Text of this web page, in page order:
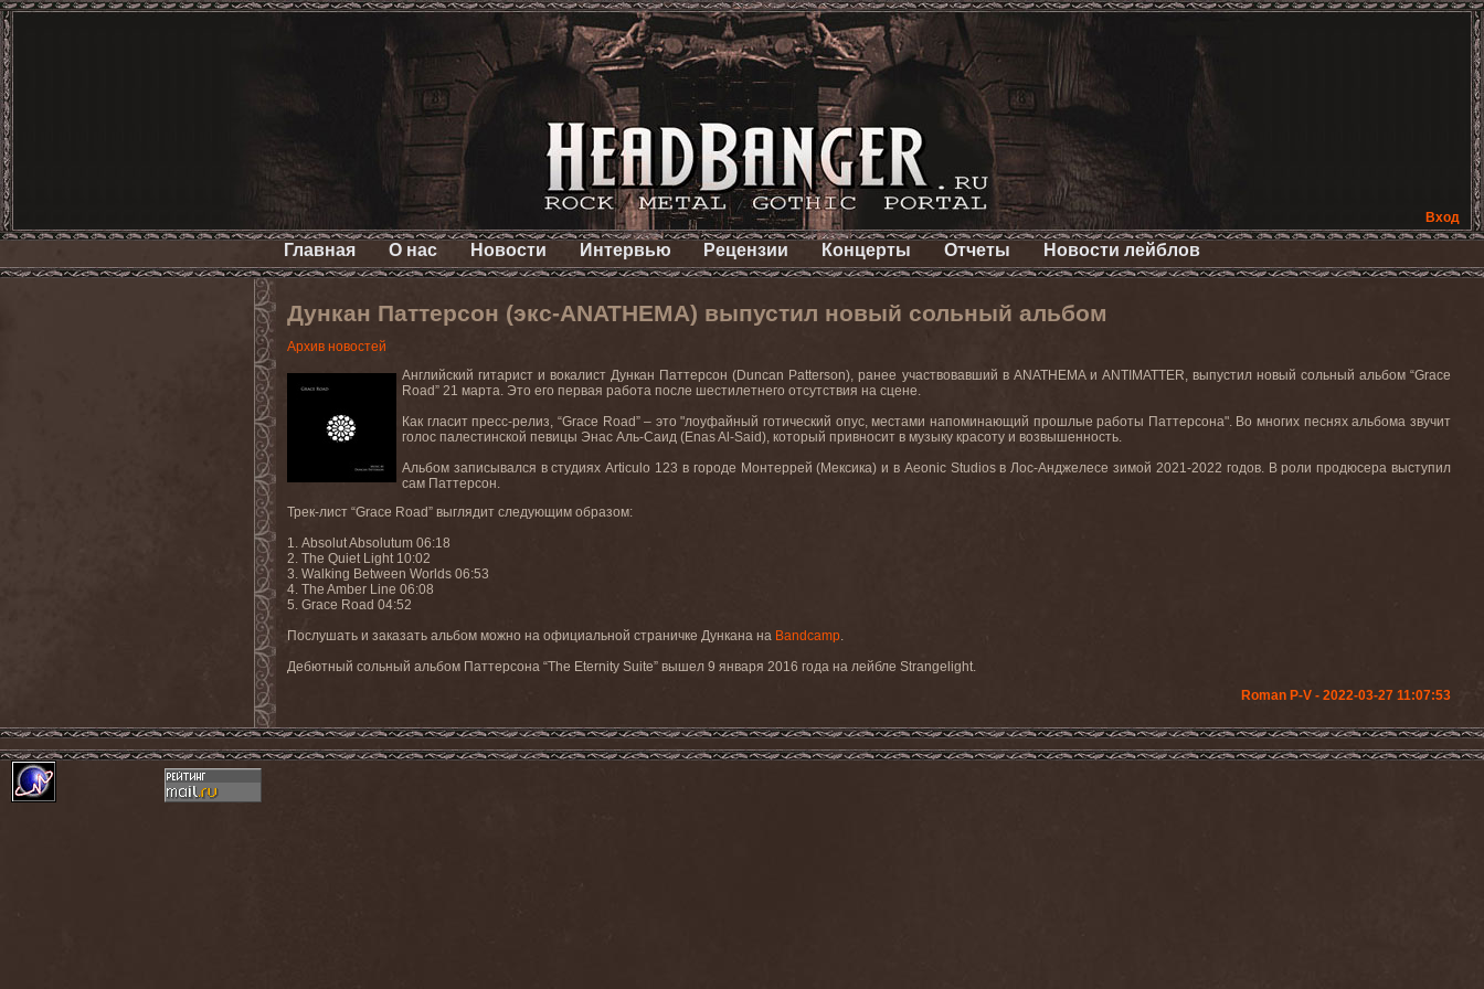
Вход
Главная О нас Новости Интервью Рецензии Концерты Отчеты Новости лейблов
Дункан Паттерсон (экс-ANATHEMA) выпустил новый сольный альбом
Архив новостей
Английский гитарист и вокалист Дункан Паттерсон (Duncan Patterson), ранее участвовавший в ANATHEMAи ANTIMATTER, выпустил новый сольный альбом “Grace
Road” 21 марта. Это его первая работа после шестилетнего отсутствия на сцене.
Как гласит пресс-релиз, “Grace Road” – это "лоуфайный готический опус, местами напоминающий прошлые работы Паттерсона". Во многих песнях альбома звучит
голос палестинской певицы Энас Аль-Саид (EnasAl -Said), который привносит в музыку красоту и возвышенность.
Альбом записывался в студияхArticulo 123 в городе Монтеррей (Мексика) и в Aeonic Studiosв Лос-Анджелесе зимой 2021-2022 годов. В роли продюсера выступил
сам Паттерсон.
Трек-лист “Grace Road” выглядит следующим образом:
1. Absolut Absolutum 06:18
2. The Quiet Light 10:02
3. Walking Between Worlds 06:53
4. The Amber Line 06:08
5. Grace Road 04:52
Послушать и заказать альбом можно на официальной страничке Дункана на Bandcamp.
Дебютный сольный альбом Паттерсона “The Eternity Suite” вышел 9 января 2016 года на лейбле Strangelight.
Roman P-V - 2022-03-27 11:07:53